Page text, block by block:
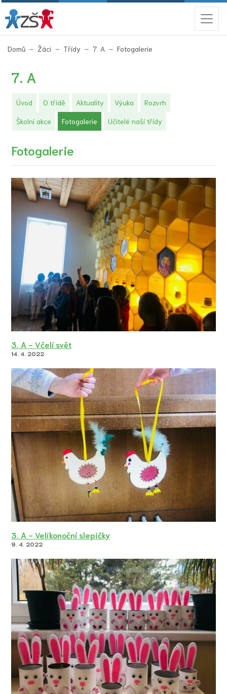
Domů Žáci Třídy 7. A Fotogalerie
7. A
Úvod O třídě Aktuality Výuka Rozvrh
Školní akce Fotogalerie (aktuální)
Učitelé naší třídy
Fotogalerie
3. A - Včelí svět
14. 4. 2022
3. A - Velikonoční slepičky
9. 4. 2022